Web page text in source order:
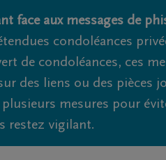
face aux messages de
condoléances
de condoléances, ces
des liens ou des pièces
plusieurs mesures pour
restez vigilant.